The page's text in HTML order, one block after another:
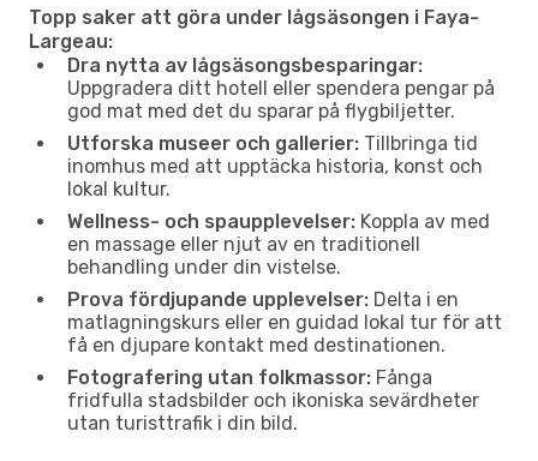
Topp saker att göra under lågsäsongen i Faya-
Largeau:
Dra nytta av lågsäsongsbesparingar:
Uppgradera ditt hotell eller spendera pengar på
god mat med det du sparar på flygbiljetter.
Utforska museer och gallerier: Tillbringa tid
inomhus med att upptäcka historia, konst och
lokal kultur.
Wellness- och spaupplevelser: Koppla av med
en massage eller njut av en traditionell
behandling under din vistelse.
Prova fördjupande upplevelser: Delta i en
matlagningskurs eller en guidad lokal tur för att
få en djupare kontakt med destinationen.
Fotografering utan folkmassor: Fånga
fridfulla stadsbilder och ikoniska sevärdheter
utan turisttrafik i din bild.